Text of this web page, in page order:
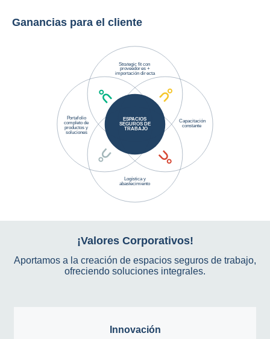
Ganancias para el cliente
¡Valores Corporativos!
Aportamos a la creación de espacios seguros de trabajo,
ofreciendo soluciones integrales.
Innovación